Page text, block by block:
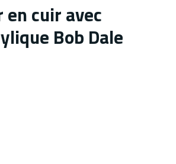
cuir avec
Bob Dale